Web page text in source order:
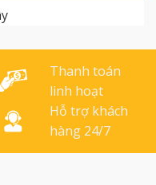
với độ dày 40mm. Có
Thanh toán
linh hoạt
Hỗ trợ khách
hàng 24/7